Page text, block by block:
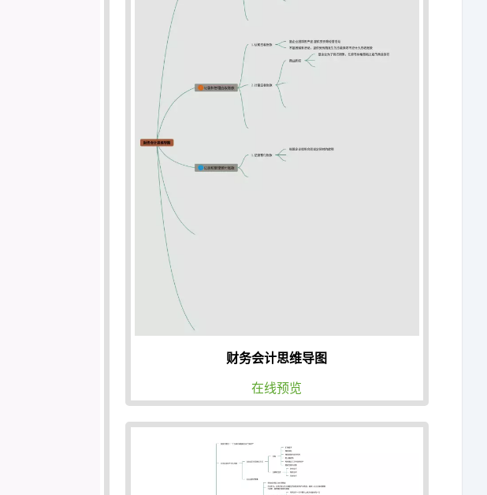
财务会计思维导图
在线预览